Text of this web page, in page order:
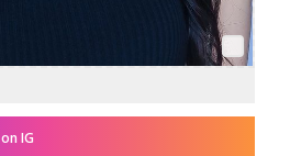
on IG